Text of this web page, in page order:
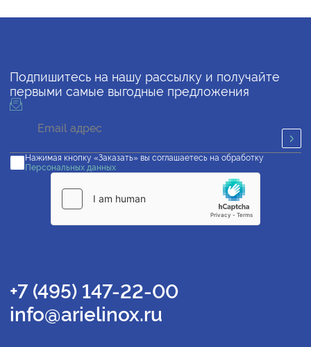
Подпишитесь на нашу рассылку и получайте
первыми самые выгодные предложения
Нажимая кнопку «Заказать» вы соглашаетесь на обработку
Персональных данных
+7 (495) 147-22-00
info@arielinox.ru